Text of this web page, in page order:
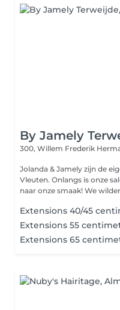
By Jamely
300, Willem Frederik
Jolanda & Jamely zijn de
Vleuten. Onlangs is onze
naar onze smaak! We
Extensions 40/45
Extensions 55
Extensions 65